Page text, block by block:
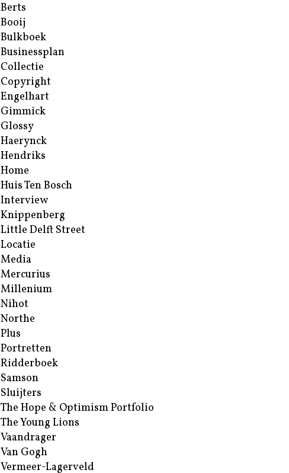
Berts
Booij
Bulkboek
Businessplan
Collectie
Copyright
Engelhart
Gimmick
Glossy
Haerynck
Hendriks
Home
Huis Ten Bosch
Interview
Knippenberg
Little Delft Street
Locatie
Media
Mercurius
Millenium
Nihot
Northe
Plus
Portretten
Ridderboek
Samson
Sluijters
The Hope & Optimism Portfolio
The Young Lions
Vaandrager
Van Gogh
Vermeer-Lagerveld